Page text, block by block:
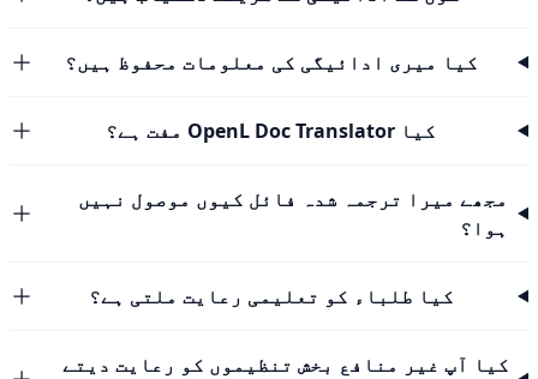
کیا میری ادائیگی کی معلومات محفوظ ہیں؟
کیا OpenL Doc Translator مفت ہے؟
مجھے میرا ترجمہ شدہ فائل کیوں موصول نہیں
ہوا؟
کیا طلباء کو تعلیمی رعایت ملتی ہے؟
کیا آپ غیر منافع بخش تنظیموں کو رعایت دیتے